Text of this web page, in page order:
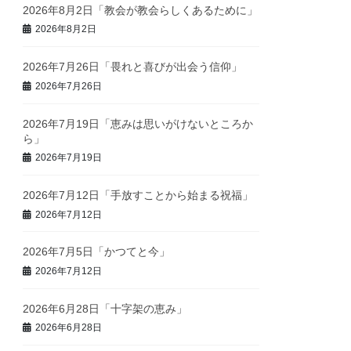
2026年8月2日「教会が教会らしくあるために」
2026年8月2日
2026年7月26日「畏れと喜びが出会う信仰」
2026年7月26日
2026年7月19日「恵みは思いがけないところか
ら」
2026年7月19日
2026年7月12日「手放すことから始まる祝福」
2026年7月12日
2026年7月5日「かつてと今」
2026年7月12日
2026年6月28日「十字架の恵み」
2026年6月28日